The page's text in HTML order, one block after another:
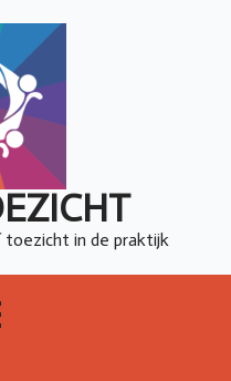
in de praktijk